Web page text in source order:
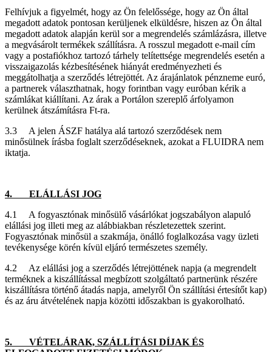
Felhívjuk a figyelmét, hogy az Ön felelőssége, hogy az Ön által
megadott adatok pontosan kerüljenek elküldésre, hiszen az Ön által
megadott adatok alapján kerül sor a megrendelés számlázásra, illetve
a megvásárolt termékek szállításra. A rosszul megadott e-mail cím
vagy a postafiókhoz tartozó tárhely telítettsége megrendelés esetén a
visszaigazolás kézbesítésének hiányát eredményezheti és
meggátolhatja a szerződés létrejöttét. Az árajánlatok pénzneme euró,
a partnerek választhatnak, hogy forintban vagy euróban kérik a
számlákat kiállítani. Az árak a Portálon szereplő árfolyamon
kerülnek átszámításra Ft-ra.
3.3 A jelen ÁSZF hatálya alá tartozó szerződések nem
minősülnek írásba foglalt szerződéseknek, azokat a FLUIDRA nem
iktatja.
4. ELÁLLÁSI JOG
4.1 A fogyasztónak minősülő vásárlókat jogszabályon alapuló
elállási jog illeti meg az alábbiakban részletezettek szerint.
Fogyasztónak minősül a szakmája, önálló foglalkozása vagy üzleti
tevékenysége körén kívül eljáró természetes személy.
4.2 Az elállási jog a szerződés létrejöttének napja (a megrendelt
terméknek a kiszállítással megbízott szolgáltató partnerünk részére
kiszállításra történő átadás napja, amelyről Ön szállítási értesítőt kap)
és az áru átvételének napja közötti időszakban is gyakorolható.
5. VÉTELÁRAK, SZÁLLÍTÁSI DÍJAK ÉS